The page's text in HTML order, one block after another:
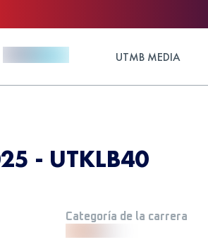
UTMB MEDIA
- UTKLB40
Categoría de la carrera